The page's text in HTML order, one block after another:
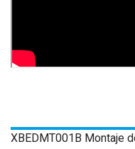
XBEDMT001B Montaje